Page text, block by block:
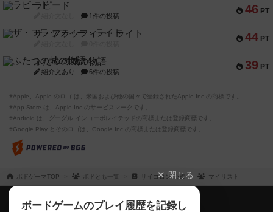
46 PT
ラピード
1件の投稿
44 PT
ザ・フラッフィー・ライト
39 PT
ふたつの城の物語
紹介文あり 6件の投稿
※Apple、Apple のロゴ は、米国および他の国々で登録されたApple Inc.の商標です。
※App Store は、Apple Inc.のサービスマークです。
※Android は、グーグル インコーポレイテッドの商標または登録商標です。
※Google Play とそのロゴは、Google Inc.の商標または登録商標です。
ボドゲーマTOP ボドとも一覧 サイコロン 公式 マイリスト
閉じる
ボードゲームのプレイ履歴を記録し
ボドゲーマTOP